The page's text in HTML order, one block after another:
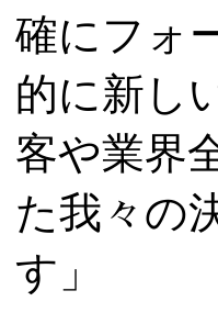
確にフォ
的に新し
客や業界
た我々の
す」